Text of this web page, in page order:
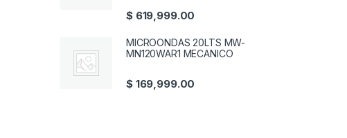
$619,999.00
MICROONDAS 20LTS MW-
MN120WAR1 MECANICO
$169,999.00